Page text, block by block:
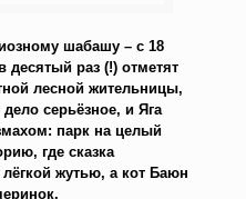
шабашу – с 18
десятый раз (!) отметят
лесной жительницы,
серьёзное, и Яга
парк на целый
где сказка
жутью, а кот Баюн